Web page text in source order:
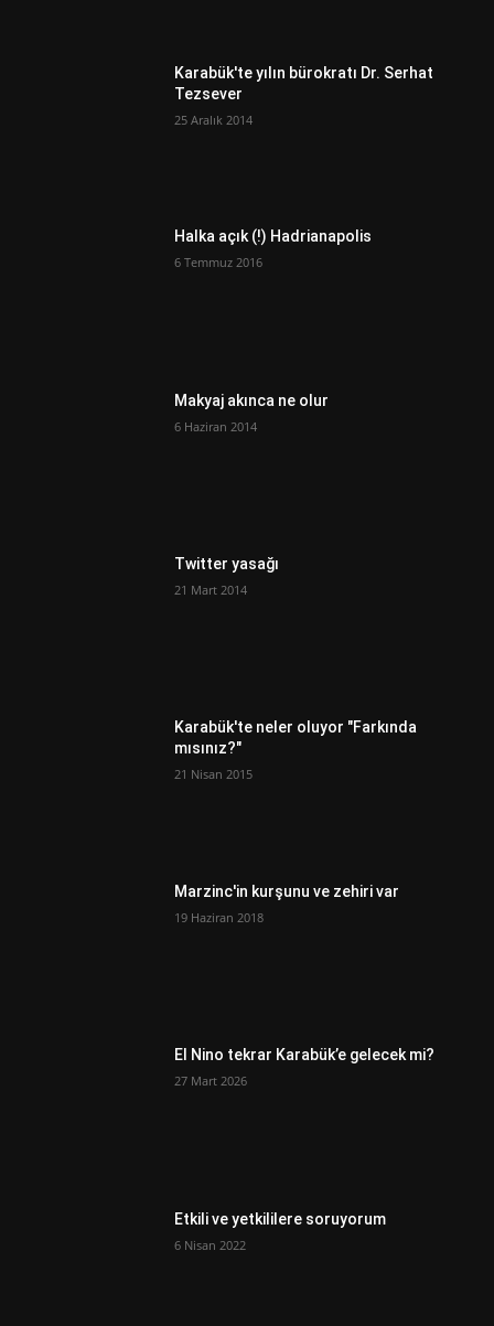
Karabük'te yılın bürokratı Dr. Serhat
Tezsever
25 Aralık 2014
Halka açık (!) Hadrianapolis
6 Temmuz 2016
Makyaj akınca ne olur
6 Haziran 2014
Twitter yasağı
21 Mart 2014
Karabük'te neler oluyor "Farkında
mısınız?"
21 Nisan 2015
Marzinc'in kurşunu ve zehiri var
19 Haziran 2018
El Nino tekrar Karabük’e gelecek mi?
27 Mart 2026
Etkili ve yetkililere soruyorum
6 Nisan 2022